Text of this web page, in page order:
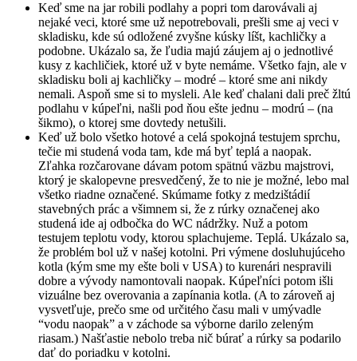
Keď sme na jar robili podlahy a popri tom darovávali aj
nejaké veci, ktoré sme už nepotrebovali, prešli sme aj veci v
skladisku, kde sú odložené zvyšne kúsky líšt, kachličky a
podobne. Ukázalo sa, že ľudia majú záujem aj o jednotlivé
kusy z kachličiek, ktoré už v byte nemáme. Všetko fajn, ale v
skladisku boli aj kachličky – modré – ktoré sme ani nikdy
nemali. Aspoň sme si to mysleli. Ale keď chalani dali preč žltú
podlahu v kúpeľni, našli pod ňou ešte jednu – modrú – (na
šikmo), o ktorej sme dovtedy netušili.
Keď už bolo všetko hotové a celá spokojná testujem sprchu,
tečie mi studená voda tam, kde má byť teplá a naopak.
Zľahka rozčarovane dávam potom spätnú väzbu majstrovi,
ktorý je skalopevne presvedčený, že to nie je možné, lebo mal
všetko riadne označené. Skúmame fotky z medzištádií
stavebných prác a všimnem si, že z rúrky označenej ako
studená ide aj odbočka do WC nádržky. Nuž a potom
testujem teplotu vody, ktorou splachujeme. Teplá. Ukázalo sa,
že problém bol už v našej kotolni. Pri výmene dosluhujúceho
kotla (kým sme my ešte boli v USA) to kurenári nespravili
dobre a vývody namontovali naopak. Kúpeľníci potom išli
vizuálne bez overovania a zapínania kotla. (A to zároveň aj
vysvetľuje, prečo sme od určitého času mali v umývadle
“vodu naopak” a v záchode sa výborne darilo zeleným
riasam.) Našťastie nebolo treba nič búrať a rúrky sa podarilo
dať do poriadku v kotolni.